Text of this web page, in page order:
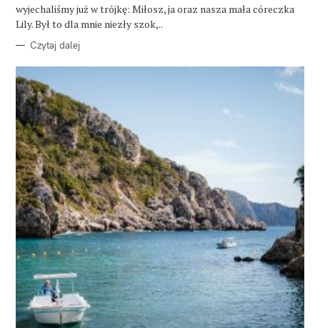
wyjechaliśmy już w trójkę: Miłosz, ja oraz nasza mała córeczka
Lily. Był to dla mnie niezły szok,..
Czytaj dalej